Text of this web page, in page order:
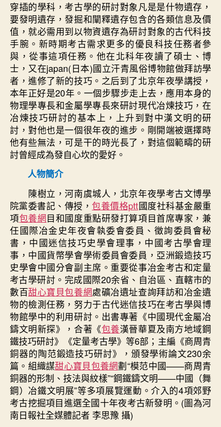
穿插的學科，考古學的研討對象凡是是什物遺存，
要發明遺存，發掘和闡釋遺存包含的各類信息及價
值，就必需用到以物資遺存為研討對象的古代科技
手腕。新時期考古需求更多的優良科技任務者參
與，從事這項任務。他在北科年夜讀了碩士、博
士，又在japan(日本)國立汗青風俗博物館做拜訪學
者，進修了新的技巧。之后到了北京年夜學講授，
本年正好是20年。一個步驟步走上去，應用本身的
物理學專長和金屬學專長來研討現代冶煉技巧，在
冶煉技巧研討的基本上，上升到對中漢文明的研
討，對他也是一個很年夜的進步。剛開端被選擇時
他有些無法，可是干的時光長了，對這個範疇的研
討曾經成為發自心坎的愛好。
人物簡介
陳樹立，河南虞城人，北京年夜學考古文博學
院黨委書記、傳授，包養價格ptt國度社科基金嚴重
項包養網目和國度重點研發打算項目首席專家，兼
任國際冶金史年夜會執委會委員、徵詢委員會秘
書，中國迷信技巧史學會理事，中國考古學會理
事，中國貨幣學會學術委員會委員，亞洲鍛造技巧
史學會中國分會副主席。重要從事冶金考古和定量
考古學研討。完成國際20余省、自治區、直轄市的
數百甜心寶貝包養網處礦冶遺址查詢拜訪和冶金遺
物的檢測任務，努力于古代迷信技巧在考古學與博
物館學中的利用研討。出書專著《中國現代金屬冶
鑄文明新探》，合著《包養漢晉華夏及南方地域鋼
鐵技巧研討》《定量考古學》等6部；主編《商周青
銅器的陶范鍛造技巧研討》，頒發學術論文230余
篇。組織謀甜心寶貝包養網劃“模范中國——商周青
銅器的形制、技法與紋樣”“鋼鐵鑄文明——中國（舞
鋼）冶鐵文明展”等多項展覽運動。介入的4項郊野
考古挖掘項目進選全國十年夜考古新發明。(圖為河
南日報社全媒體記者 李思豫 攝)